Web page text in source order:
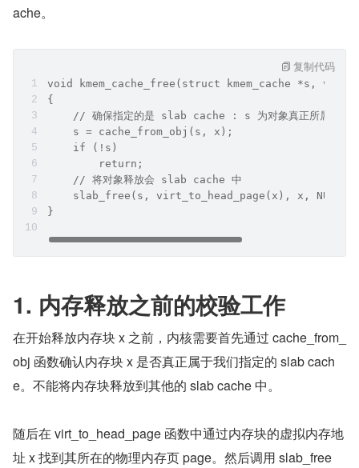
ache。
void kmem_cache_free(struct kmem_cache *s, void
{
// 确保指定的是 slab cache : s 为对象真正所属的
    s = cache_from_obj(s, x);
    if (!s)
        return;
    // 将对象释放会 slab cache 中
slab_free(s, virt_to_head_page(x), x, NULL,
}
复制代码
1. 内存释放之前的校验工作
在开始释放内存块 x 之前，内核需要首先通过 cache_from_
obj 函数确认内存块 x 是否真正属于我们指定的 slab cach
e。不能将内存块释放到其他的 slab cache 中。
随后在 virt_to_head_page 函数中通过内存块的虚拟内存地
址 x 找到其所在的物理内存页 page。然后调用 slab_free